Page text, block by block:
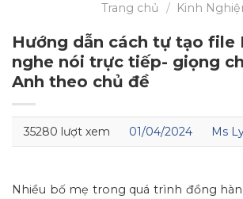
Trang chủ / Kinh
Hướng dẫn cách tự tạo file
nghe nói trực tiếp- giọng
Anh theo chủ đề
35280 lượt xem 01/04/2024 Ms
Nhiều bố mẹ trong quá trình đồng